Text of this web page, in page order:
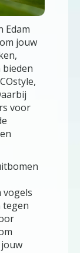
Edam
jouw
bieden
voor
vogels
tegen